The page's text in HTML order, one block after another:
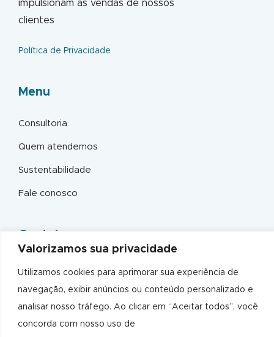
Valorizamos sua privacidade
Utilizamos cookies para aprimorar sua experiência de
navegação, exibir anúncios ou conteúdo personalizado e
analisar nosso tráfego. Ao clicar em “Aceitar todos”, você
concorda com nosso uso de
impulsionam as vendas de nossos
clientes
Política de Privacidade
Menu
Consultoria
Quem atendemos
Sustentabilidade
Fale conosco
Contato
+55 11 4873-1064
comercial@polipackembalagens.com.br